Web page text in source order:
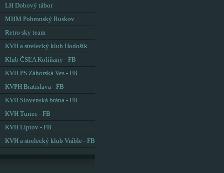
LH Dobový tábor
MHM Pohronský Ruskov
Retro sky team
KVH a strelecký klub Hodošík
Klub ČSĽA Kolíňany - FB
KVH PS Záhorská Ves - FB
KVPH Bratislava - FB
KVH Slovenská brána - FB
KVH Turiec - FB
KVH Liptov - FB
KVH a strelecký klub Vráble - FB